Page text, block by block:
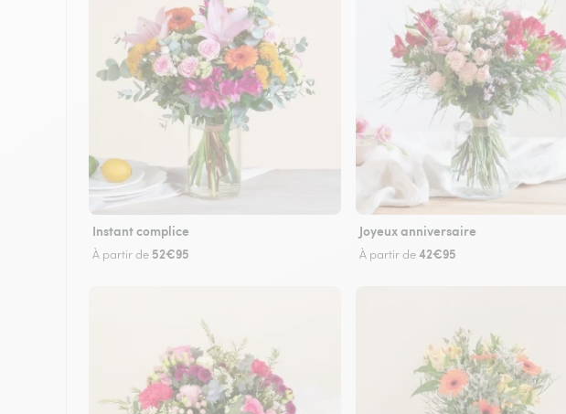
Instant complice
À partir de 52€95
Joyeux anniversaire
À partir de42€95